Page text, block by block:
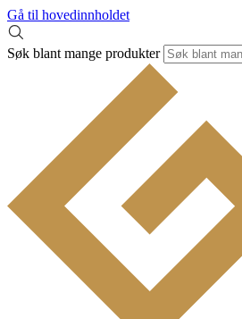
Gå til hovedinnholdet
Søk blant mange produkter